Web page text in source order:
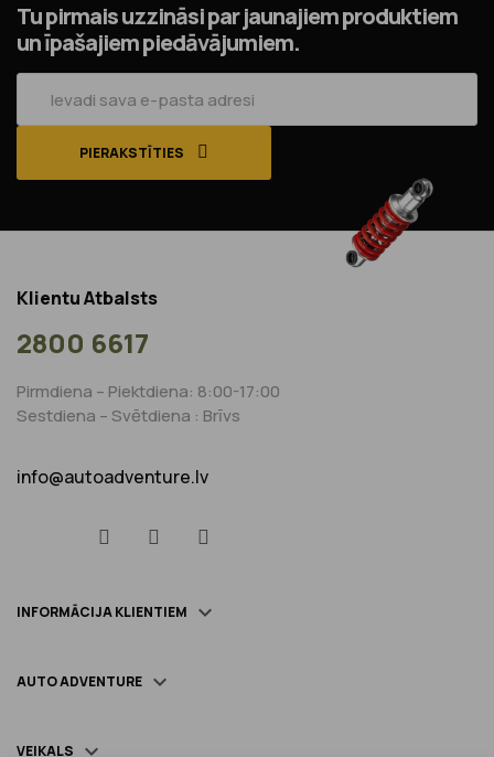
Tu pirmais uzzināsi par jaunajiem produktiem
un īpašajiem piedāvājumiem.
PIERAKSTĪTIES
Klientu Atbalsts
2800 6617
Pirmdiena – Piektdiena: 8:00-17:00
Sestdiena – Svētdiena : Brīvs
info@autoadventure.lv
INFORMĀCIJA KLIENTIEM 
AUTO ADVENTURE 
VEIKALS
FacebookYouTube